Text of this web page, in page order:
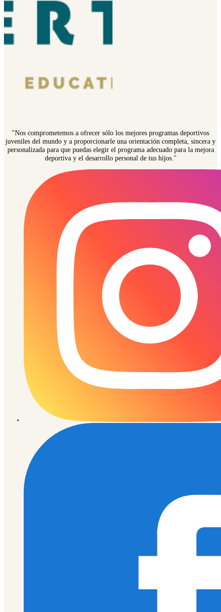
"Nos comprometemos a ofrecer sólo los mejores programas deportivos
juveniles del mundo y a proporcionarle una orientación completa, sincera y
personalizada para que puedas elegir el programa adecuado para la mejora
deportiva y el desarrollo personal de tus hijos."